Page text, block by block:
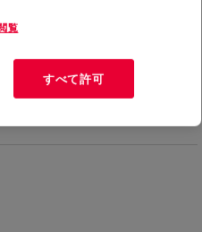
fillers
覧
すべて許可